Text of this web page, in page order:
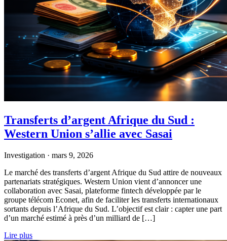
Transferts d’argent Afrique du Sud :
Western Union s’allie avec Sasai
Investigation · mars 9, 2026
Le marché des transferts d’argent Afrique du Sud attire de nouveaux
partenariats stratégiques. Western Union vient d’annoncer une
collaboration avec Sasai, plateforme fintech développée par le
groupe télécom Econet, afin de faciliter les transferts internationaux
sortants depuis l’Afrique du Sud. L’objectif est clair : capter une part
d’un marché estimé à près d’un milliard de […]
Lire plus